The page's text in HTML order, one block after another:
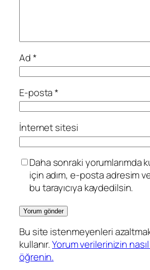
Ad*
E-posta*
İnternet sitesi
Daha sonraki yorumlarımda
için adım, e-posta adresim
bu tarayıcıya kaydedilsin.
Bu site istenmeyenleri
kullanır.Yorum verilerinizin
öğrenin.